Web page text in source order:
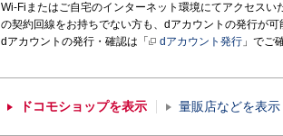
Wi-Fiまたはご自宅のインターネット環境にてアクセス
の契約回線をお持ちでない方も、dアカウントの発行が可
dアカウントの発行・確認は「
dアカウント発行 」でご
ドコモショップを表示 量販店などを表示